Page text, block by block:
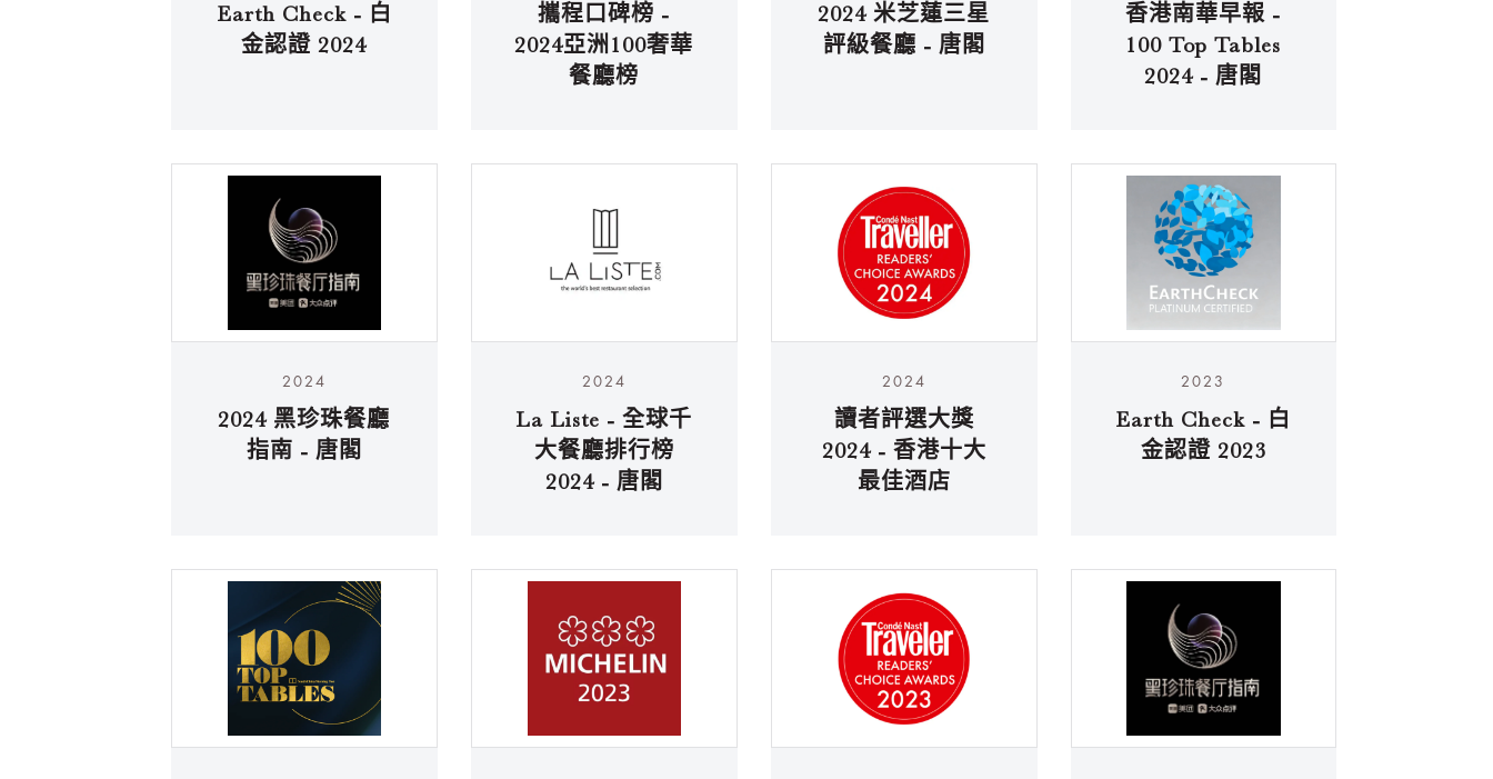
Earth Check - 白
金認證 2024
攜程口碑榜 -
2024亞洲100奢華
餐廳榜
2024 米芝蓮三星
評級餐廳 - 唐閣
香港南華早報 -
100 Top Tables
2024 - 唐閣
2024
2024 黑珍珠餐廳
指南 - 唐閣
2024
La Liste - 全球千
大餐廳排行榜
2024 - 唐閣
2024
讀者評選大獎
2024 - 香港十大
最佳酒店
2023
Earth Check - 白
金認證 2023